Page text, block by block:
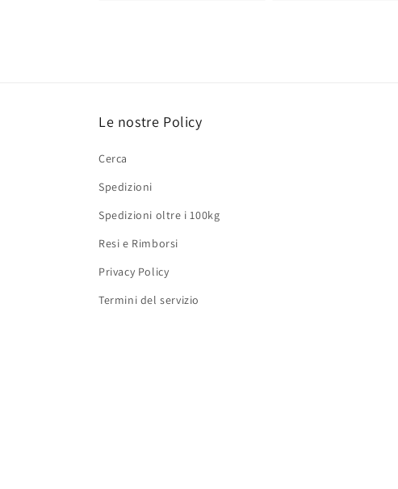
Le nostre Policy
Cerca
Spedizioni
Spedizioni oltre i 100kg
Resi e Rimborsi
Privacy Policy
Termini del servizio